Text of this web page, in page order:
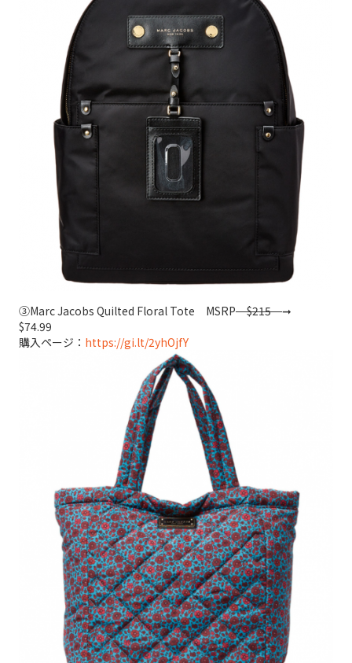
③Marc Jacobs Quilted Floral Tote MSRP$215➞
$74.99
購入ページ： https://gi.lt/2yhOjfY